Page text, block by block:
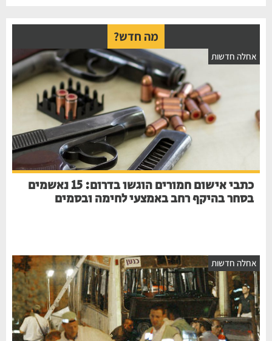
מה חדש?
חדשות
כתבי אישום חמורים הוגשו בדרום: 15 נאשמים
בסחר בהיקף רחב באמצעי לחימה ובסמים
חדשות